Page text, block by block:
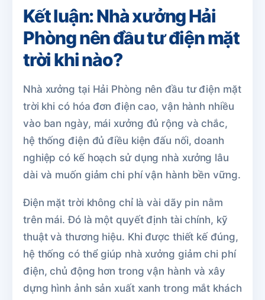
Kết luận: Nhà xưởng Hải
Phòng nên đầu tư điện mặt
trời khi nào?
Nhà xưởng tại Hải Phòng nên đầu tư điện mặt
trời khi có hóa đơn điện cao, vận hành nhiều
vào ban ngày, mái xưởng đủ rộng và chắc,
hệ thống điện đủ điều kiện đấu nối, doanh
nghiệp có kế hoạch sử dụng nhà xưởng lâu
dài và muốn giảm chi phí vận hành bền vững.
Điện mặt trời không chỉ là vài dãy pin nằm
trên mái. Đó là một quyết định tài chính, kỹ
thuật và thương hiệu. Khi được thiết kế đúng,
hệ thống có thể giúp nhà xưởng giảm chi phí
điện, chủ động hơn trong vận hành và xây
dựng hình ảnh sản xuất xanh trong mắt khách